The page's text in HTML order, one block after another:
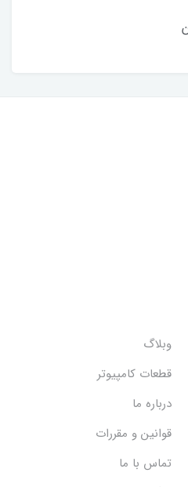
وبلاگ
قطعات کامپیوتر
درباره ما
قوانین و مقررات
تماس با ما